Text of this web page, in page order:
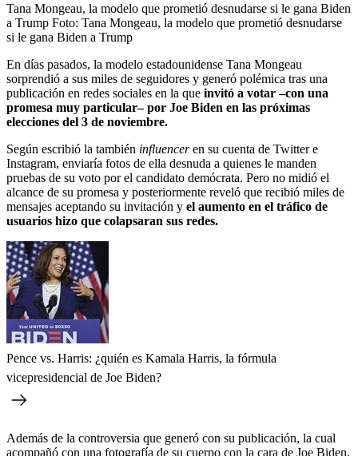
Tana Mongeau, la modelo que prometió desnudarse si le gana Biden
a Trump Foto: Tana Mongeau, la modelo que prometió desnudarse
si le gana Biden a Trump
En días pasados, la modelo estadounidense Tana Mongeau
sorprendió a sus miles de seguidores y generó polémica tras una
publicación en redes sociales en la que invitó a votar –con una
promesa muy particular– por Joe Biden en las próximas
elecciones del 3 de noviembre.
Según escribió la también influenceren su cuenta de Twitter e
Instagram, enviaría fotos de ella desnuda a quienes le manden
pruebas de su voto por el candidato demócrata. Pero no midió el
alcance de su promesa y posteriormente reveló que recibió miles de
mensajes aceptando su invitación y el aumento en el tráfico de
usuarios hizo que colapsaran sus redes.
Pence vs. Harris: ¿quién es Kamala Harris, la fórmula
vicepresidencial de Joe Biden?
Además de la controversia que generó con su publicación, la cual
acompañó con una fotografía de su cuerpo con la cara de Joe Biden,